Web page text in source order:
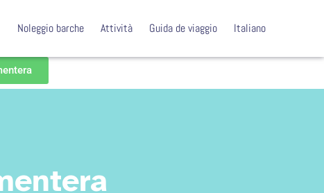
Noleggio barche Attività Guida de viaggio Italiano